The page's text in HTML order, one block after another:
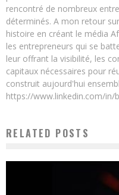
rencontré de nombreux
déterminés. A mon retour
histoire en créant le média
les entrepreneurs qui se
leur offrant la visibilité, les
capitaux nécessaires pour
construit aujourd'hui
https://www.linkedin.com/in/
RELATED POSTS